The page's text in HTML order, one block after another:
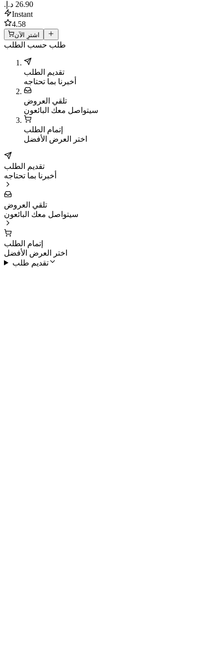
Instant
4.58
اشترِ الآن
طلب حسب الطلب
تقديم الطلب
أخبرنا بما تحتاجه
تلقي العروض
سيتواصل معك البائعون
إتمام الطلب
اختر العرض الأفضل
تقديم الطلب
أخبرنا بما تحتاجه
تلقي العروض
سيتواصل معك البائعون
إتمام الطلب
اختر العرض الأفضل
تقديم طلب